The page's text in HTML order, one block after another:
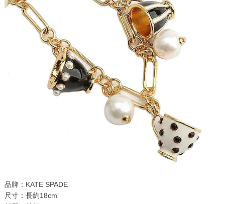
品牌：KATE SPADE
尺寸：長約18cm